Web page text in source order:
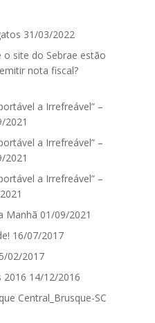
31/03/2022
site do Sebrae estão
nota fiscal?
a Irrefreável” –
2021
a Irrefreável” –
2021
a Irrefreável” –
Manhã 01/09/2021
16/07/2017
02/2017
2016 14/12/2016
Central_Brusque-SC